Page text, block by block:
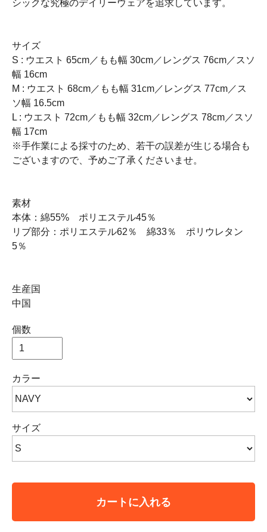
シックな究極のデイリーウェアを追求しています。
サイズ
S : ウエスト 65cm／もも幅 30cm／レングス 76cm／スソ
幅 16cm
M : ウエスト 68cm／もも幅 31cm／レングス 77cm／ス
ソ幅 16.5cm
L : ウエスト 72cm／もも幅 32cm／レングス 78cm／スソ
幅 17cm
※手作業による採寸のため、若干の誤差が生じる場合も
ございますので、予めご了承くださいませ。
素材
本体：綿55% ポリエステル45％
リブ部分：ポリエステル62％ 綿33％ ポリウレタン
5％
生産国
中国
個数
カラー
サイズ
カートに入れる